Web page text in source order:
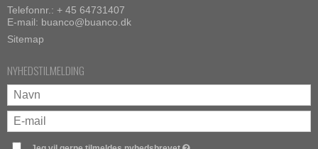
Telefonnr.: + 45 64731407
E-mail: buanco@buanco.dk
Sitemap
NYHEDSTILMELDING